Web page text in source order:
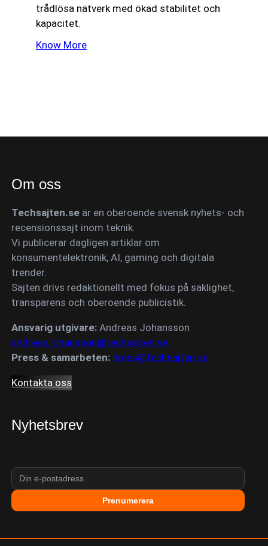
trådlösa nätverk med ökad stabilitet och
kapacitet.
Know More
Om oss
Techsajten.se är en oberoende svensk nyhets- och
recensionssajt inom teknik.
Vi publicerar dagligen artiklar om
konsumentelektronik, AI, gaming och digitala
trender.
Sajten drivs redaktionellt med fokus på saklighet,
transparens och oberoende publicistik.
Ansvarig utgivare: Andreas Johansson
andreas.johansson@techsajten.se
Press & samarbeten: press@techsajten.se
Kontakta oss
Nyhetsbrev
Prenumerera